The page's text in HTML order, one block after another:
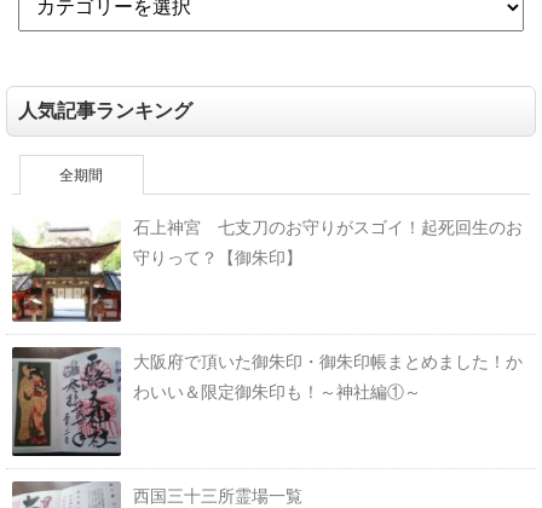
人気記事ランキング
全期間
石上神宮 七支刀のお守りがスゴイ！起死回生のお
守りって？【御朱印】
大阪府で頂いた御朱印・御朱印帳まとめました！か
わいい＆限定御朱印も！～神社編①～
西国三十三所霊場一覧